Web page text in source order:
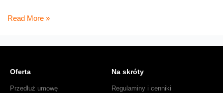
Uwaga
dziura
w
Read More »
Oferta
Przedłuż umowę
Na skróty
Regulaminy i cenniki